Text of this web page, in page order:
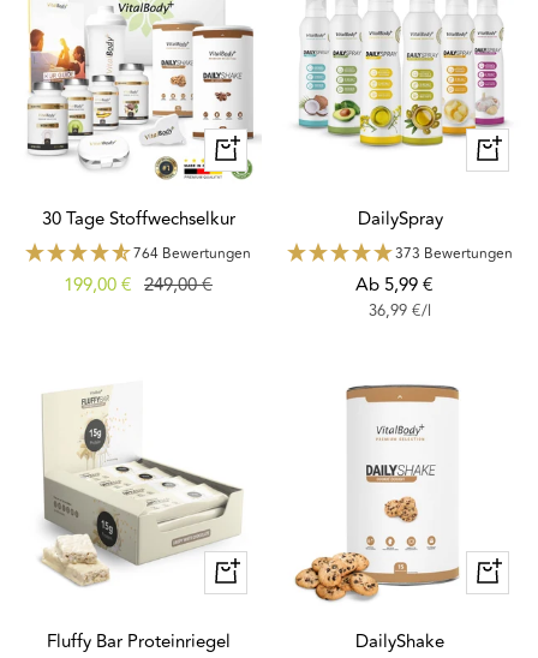
Schnellansicht
30 Tage Stoffwechselkur
764 Bewertungen
Angebotspreis
199,00 € Regulärer
249,00 €
DailySpray
373 Bewertungen
Angebotspreis
Ab 5,99 €
36,99 €/l
Schnellansicht
Fluffy Bar Proteinriegel DailyShake